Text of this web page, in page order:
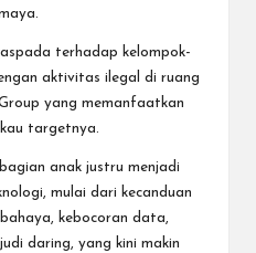
terhadap kelompok-
aktivitas ilegal di ruang
yang memanfaatkan
targetnya.
anak justru menjadi
mulai dari kecanduan
kebocoran data,
daring, yang kini makin